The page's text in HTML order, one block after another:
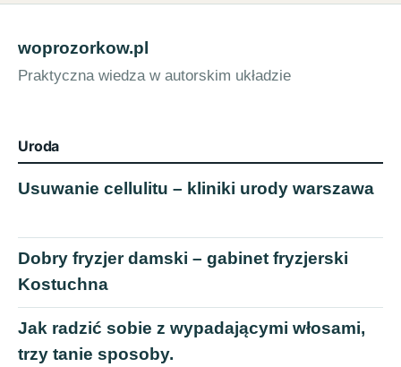
woprozorkow.pl
Praktyczna wiedza w autorskim układzie
Uroda
Usuwanie cellulitu – kliniki urody warszawa
Dobry fryzjer damski – gabinet fryzjerski
Kostuchna
Jak radzić sobie z wypadającymi włosami,
trzy tanie sposoby.